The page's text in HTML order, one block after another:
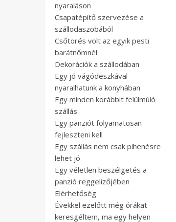
nyaraláson
Csapatépítő szervezése a
szállodaszobából
Csőtörés volt az egyik pesti
barátnőmnél
Dekorációk a szállodában
Egy jó vágódeszkával
nyaralhatunk a konyhában
Egy minden korábbit felülmúló
szállás
Egy panziót folyamatosan
fejleszteni kell
Egy szállás nem csak pihenésre
lehet jó
Egy véletlen beszélgetés a
panzió reggelizőjében
Elérhetőség
Évekkel ezelőtt még órákat
keresgéltem, ma egy helyen